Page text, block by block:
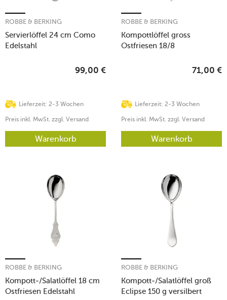
Servierlöffel 24 cm Como
Edelstahl
ROBBE & BERKING
Lieferzeit: 2-3 Wochen
99,00 €
Preis inkl. MwSt. zzgl. Versand
Warenkorb
Kompottlöffel gross
Ostfriesen 18/8
ROBBE & BERKING
Lieferzeit: 2-3 Wochen
71,00 €
Preis inkl. MwSt. zzgl. Versand
Warenkorb
Kompott-/Salatlöffel 18 cm
Ostfriesen Edelstahl
ROBBE & BERKING
Kompott-/Salatlöffel groß
Eclipse 150 g versilbert
ROBBE & BERKING